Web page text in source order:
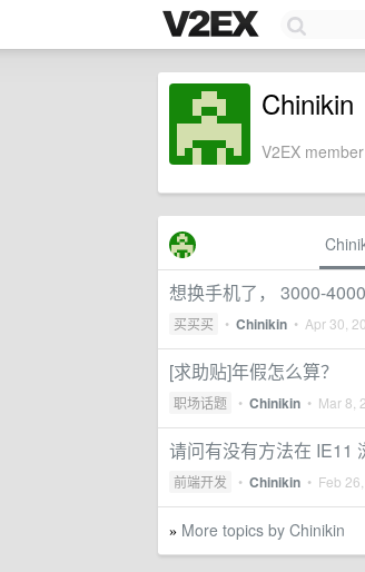
Chinikin
V2EX
想换手机了， 3000-
买买买 • Chinikin • Apr 30,
[求助贴]年假怎么算？
职场话题 • Chinikin • Mar 8,
请问有没有方法在 IE11
前端开发 • Chinikin • Feb
» More topics by Chinikin